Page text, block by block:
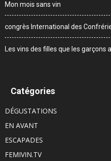
Mon mois sans vin
congrès International des
Les vins des filles que les garçons
Catégories
DÉGUSTATIONS
EN AVANT
ESCAPADES
FEMIVIN.TV